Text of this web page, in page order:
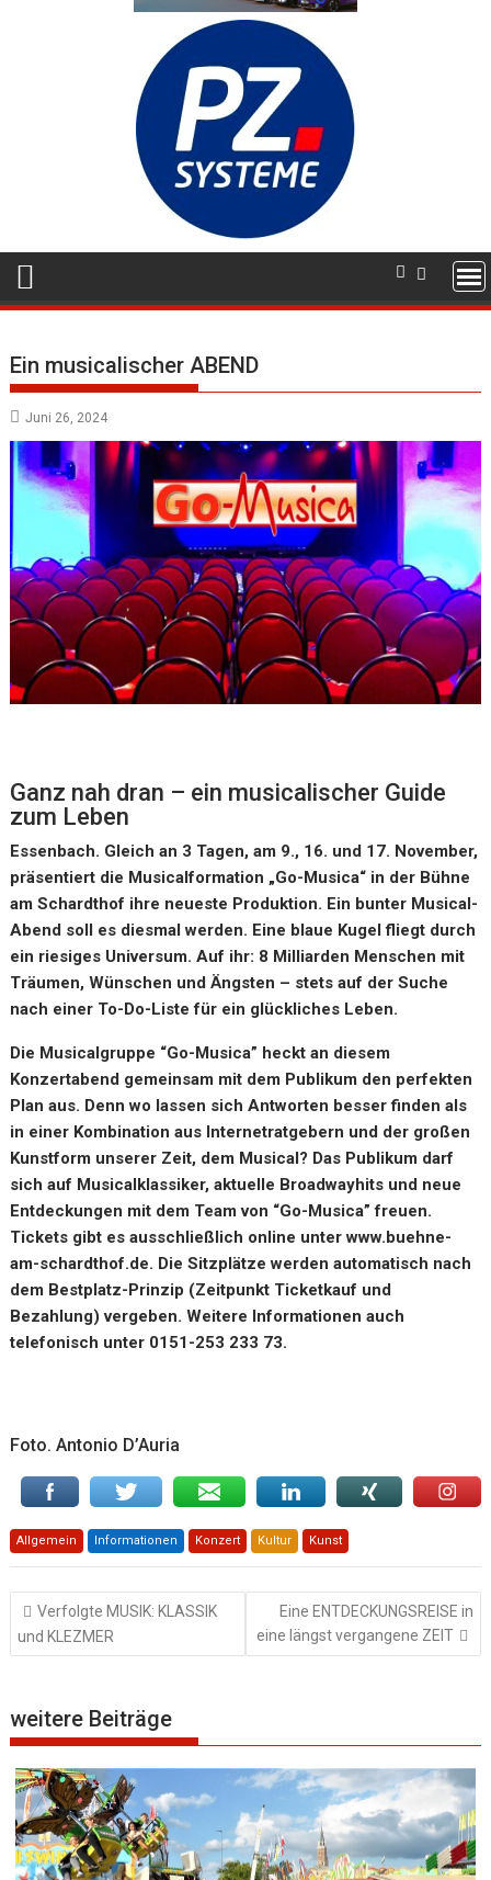
Ein musicalischer ABEND
Juni 26, 2024
Ganz nah dran – ein musicalischer Guide
zum Leben
Essenbach. Gleich an 3 Tagen, am 9., 16. und 17. November,
präsentiert die Musicalformation „Go-Musica“ in der Bühne
am Schardthof ihre neueste Produktion. Ein bunter Musical-
Abend soll es diesmal werden. Eine blaue Kugel fliegt durch
ein riesiges Universum. Auf ihr: 8 Milliarden Menschen mit
Träumen, Wünschen und Ängsten – stets auf der Suche
nach einer To-Do-Liste für ein glückliches Leben.
Die Musicalgruppe “Go-Musica” heckt an diesem
Konzertabend gemeinsam mit dem Publikum den perfekten
Plan aus. Denn wo lassen sich Antworten besser finden als
in einer Kombination aus Internetratgebern und der großen
Kunstform unserer Zeit, dem Musical? Das Publikum darf
sich auf Musicalklassiker, aktuelle Broadwayhits und neue
Entdeckungen mit dem Team von “Go-Musica” freuen.
Tickets gibt es ausschließlich online unter www.buehne-
am-schardthof.de. Die Sitzplätze werden automatisch nach
dem Bestplatz-Prinzip (Zeitpunkt Ticketkauf und
Bezahlung) vergeben. Weitere Informationen auch
telefonisch unter 0151-253 233 73.
Foto. Antonio D’Auria
Allgemein Informationen Konzert Kultur Kunst
Beitragsnavigation
Verfolgte MUSIK: KLASSIK
und KLEZMER
Eine ENTDECKUNGSREISE in
eine längst vergangene ZEIT
weitere Beiträge